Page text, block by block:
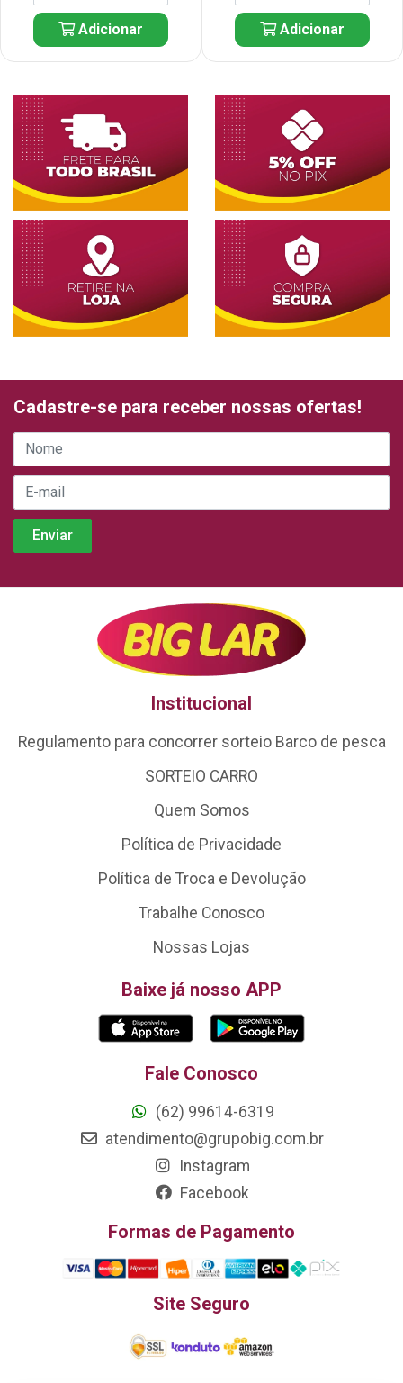
Adicionar Adicionar
Cadastre-se para receber nossas ofertas!
Institucional
Regulamento para concorrer sorteio Barco de pesca
SORTEIO CARRO
Quem Somos
Política de Privacidade
Política de Troca e Devolução
Trabalhe Conosco
Nossas Lojas
Baixe já nosso APP
Fale Conosco
(62) 99614-6319
atendimento@grupobig.com.br
Instagram
Facebook
Formas de Pagamento
Site Seguro